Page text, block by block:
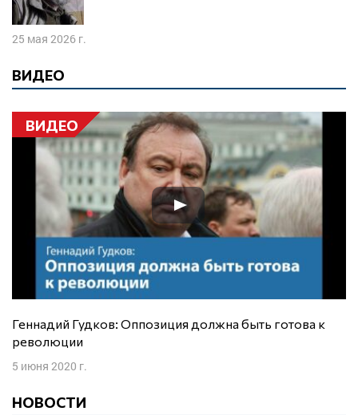
25 мая 2026 г.
ВИДЕО
ВИДЕО
Геннадий Гудков: Оппозиция должна быть готова к
революции
5 июня 2020 г.
НОВОСТИ